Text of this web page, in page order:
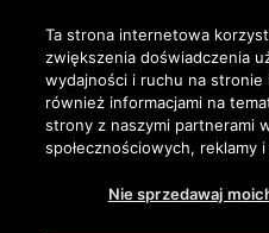
Naciśnij Enter, aby przejść
Ta strona internetowa
zwiększenia doświadczenia
wydajności i ruchu na
również informacjami na
strony z naszymi partnerami
społecznościowych, reklamy i
Nie sprzedawaj